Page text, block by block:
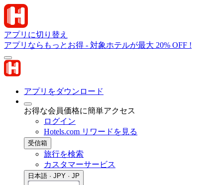
アプリに切り替え
アプリならもっとお得 - 対象ホテルが最大 20% OFF !
アプリをダウンロード
お得な会員価格に簡単アクセス
ログイン
Hotels.com リワードを見る
受信箱
旅行を検索
カスタマーサービス
日本語 · JPY · JP